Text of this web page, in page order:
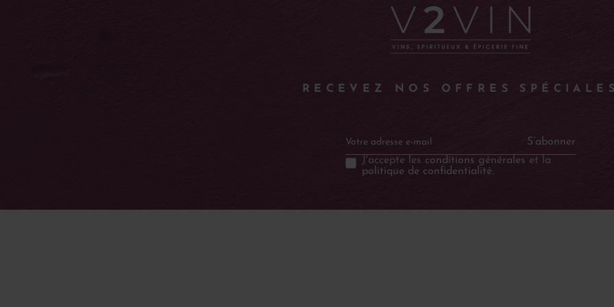
RECEVEZ NOS OFFRES
S’abonner
J'accepte les conditions générales et la
politique de confidentialité.